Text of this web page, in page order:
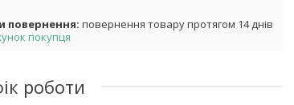
повернення товару протягом 14 днів
покупця
роботи